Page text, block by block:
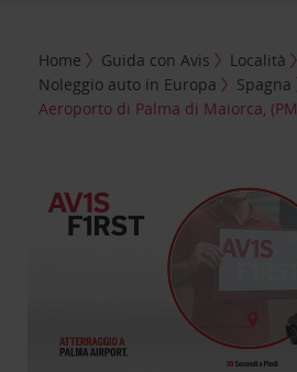
Home Guida con Avis
Località
Noleggio auto in Europa
Spagna
Aeroporto di Palma di Maiorca,